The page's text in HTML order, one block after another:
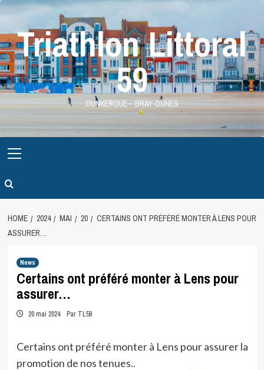
Skip
contentTriathlon Littoral
59
DUNKERQUE – BRAY-DUNES
Menu
HOME 2024 MAI 20
CERTAINS ONT PRÉFÉRÉ MONTER À LENS POUR
ASSURER…
News
Certains ont préféré monter à Lens pour
assurer…
20 mai 2024 Par TL59
Certains ont préféré monter à Lens pour assurer la
promotion de nos tenues..